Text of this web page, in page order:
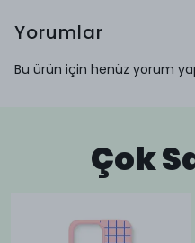
Yorumlar
Bu ürün için henüz yorum
Çok